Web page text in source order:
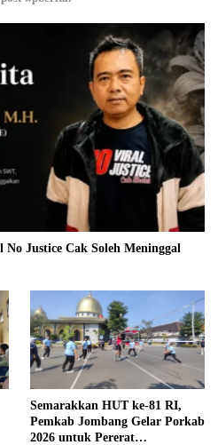
Justice Cak Soleh Meninggal
Semarakkan HUT ke-81 RI,
Pemkab Jombang Gelar Porkab
2026 untuk Pererat